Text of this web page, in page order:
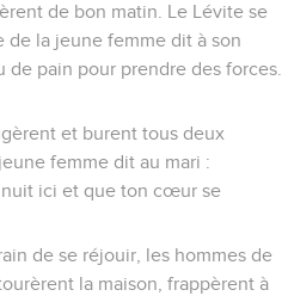
de bon matin. Le Lévite se
de la jeune femme dit à son
de pain pour prendre des forces.
et burent tous deux
femme dit au mari :
nuit ici et que ton cœur se
de se réjouir, les hommes de
la maison, frappèrent à